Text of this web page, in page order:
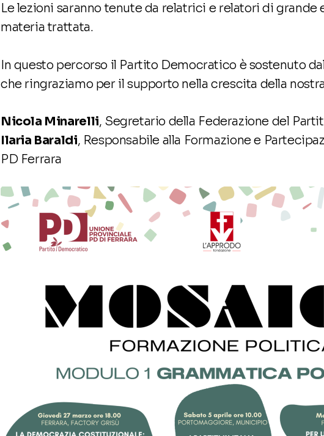
Le lezioni saranno tenute da relatrici e relatori di grande
materia trattata.
In questo percorso il Partito Democratico è sostenuto
che ringraziamo per il supporto nella crescita della
Nicola Minarelli, Segretario della Federazione del
Ilaria Baraldi, Responsabile alla Formazione e
PD Ferrara